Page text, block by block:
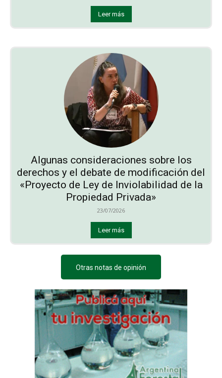
Leer más
Algunas consideraciones sobre los
derechos y el debate de modificación del
«Proyecto de Ley de Inviolabilidad de la
Propiedad Privada»
23/07/2026
Leer más
Otras notas de opinión